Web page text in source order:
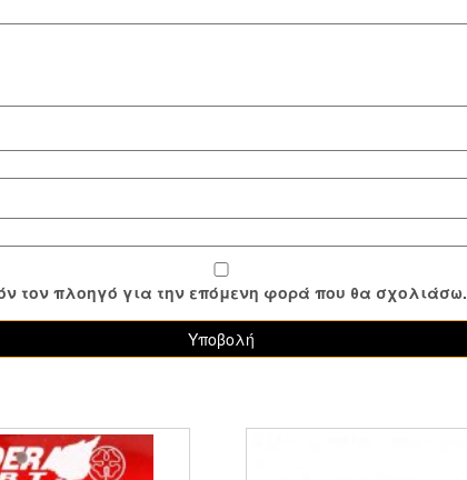
τον πλοηγό για την επόμενη φορά που θα σχολιάσω.